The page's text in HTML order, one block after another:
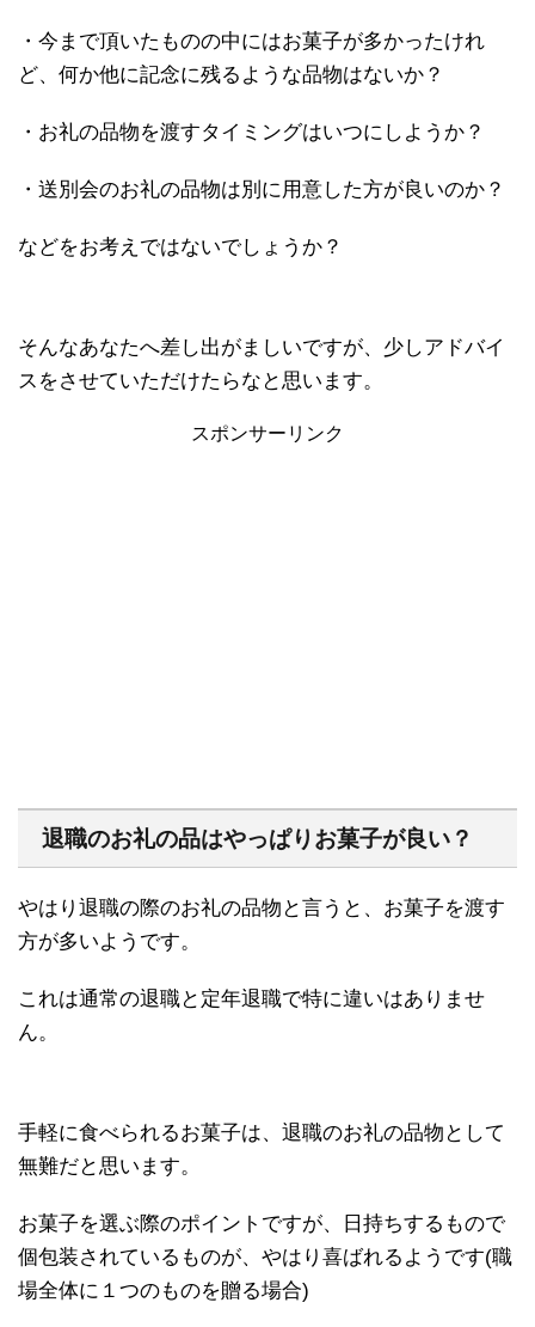
・今まで頂いたものの中にはお菓子が多かったけれ
ど、何か他に記念に残るような品物はないか？
・お礼の品物を渡すタイミングはいつにしようか？
・送別会のお礼の品物は別に用意した方が良いのか？
などをお考えではないでしょうか？
そんなあなたへ差し出がましいですが、少しアドバイ
スをさせていただけたらなと思います。
スポンサーリンク
退職のお礼の品はやっぱりお菓子が良い？
やはり退職の際のお礼の品物と言うと、お菓子を渡す
方が多いようです。
これは通常の退職と定年退職で特に違いはありませ
ん。
手軽に食べられるお菓子は、退職のお礼の品物として
無難だと思います。
お菓子を選ぶ際のポイントですが、日持ちするもので
個包装されているものが、やはり喜ばれるようです(職
場全体に１つのものを贈る場合)